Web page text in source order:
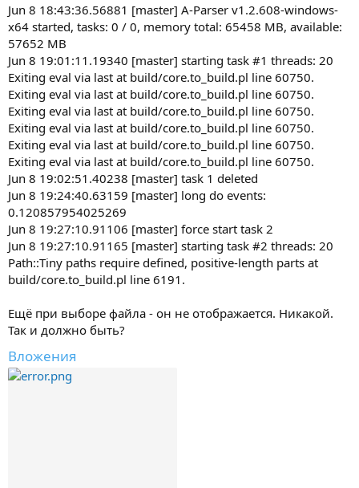
Jun 8 18:43:36.56881 [master] A-Parser v1.2.608-windows-
x64 started, tasks: 0 / 0, memory total: 65458 MB, available:
57652 MB
Jun 8 19:01:11.19340 [master] starting task #1 threads: 20
Exiting eval via last at build/core.to_build.pl line 60750.
Exiting eval via last at build/core.to_build.pl line 60750.
Exiting eval via last at build/core.to_build.pl line 60750.
Exiting eval via last at build/core.to_build.pl line 60750.
Exiting eval via last at build/core.to_build.pl line 60750.
Exiting eval via last at build/core.to_build.pl line 60750.
Jun 8 19:02:51.40238 [master] task 1 deleted
Jun 8 19:24:40.63159 [master] long do events:
0.120857954025269
Jun 8 19:27:10.91106 [master] force start task 2
Jun 8 19:27:10.91165 [master] starting task #2 threads: 20
Path::Tiny paths require defined, positive-length parts at
build/core.to_build.pl line 6191.
Ещё при выборе файла - он не отображается. Никакой.
Так и должно быть?
Вложения